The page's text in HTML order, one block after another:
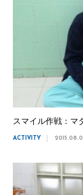
スマイル作戦：
ACTIVITY